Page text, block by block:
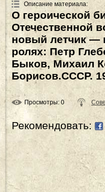
Описание материала:
О героической
Отечественной
новый летчик —
ролях: Петр
Быков, Михаил
Борисов.СССР.
Просмотры: 0
Рекомендовать: